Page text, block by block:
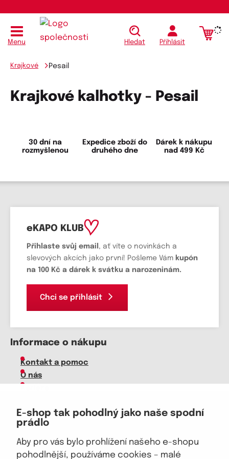
E-shop tak pohodlný jako naše spodní
prádlo
Aby pro vás bylo prohlížení našeho e-shopu
pohodlnější, používáme cookies – malé
Menu Hledat Přihlásit
Krajkové Pesail
Krajkové kalhotky - Pesail
30 dní na
rozmyšlenou
Expedice zboží do
druhého dne
Dárek k nákupu
nad 499 Kč
eKAPO KLUB
Přihlaste svůj email , ať víte o novinkách a
slevových akcích jako první! Pošleme Vám kupón
na 100 Kč a dárek k svátku a narozeninám.
Chci se přihlásit
Informace o nákupu
Kontakt a pomoc
O nás
Velkoobchod
Vrácení zboží, reklamace
Obchodní podmínky
Průvodce spokojené ženy